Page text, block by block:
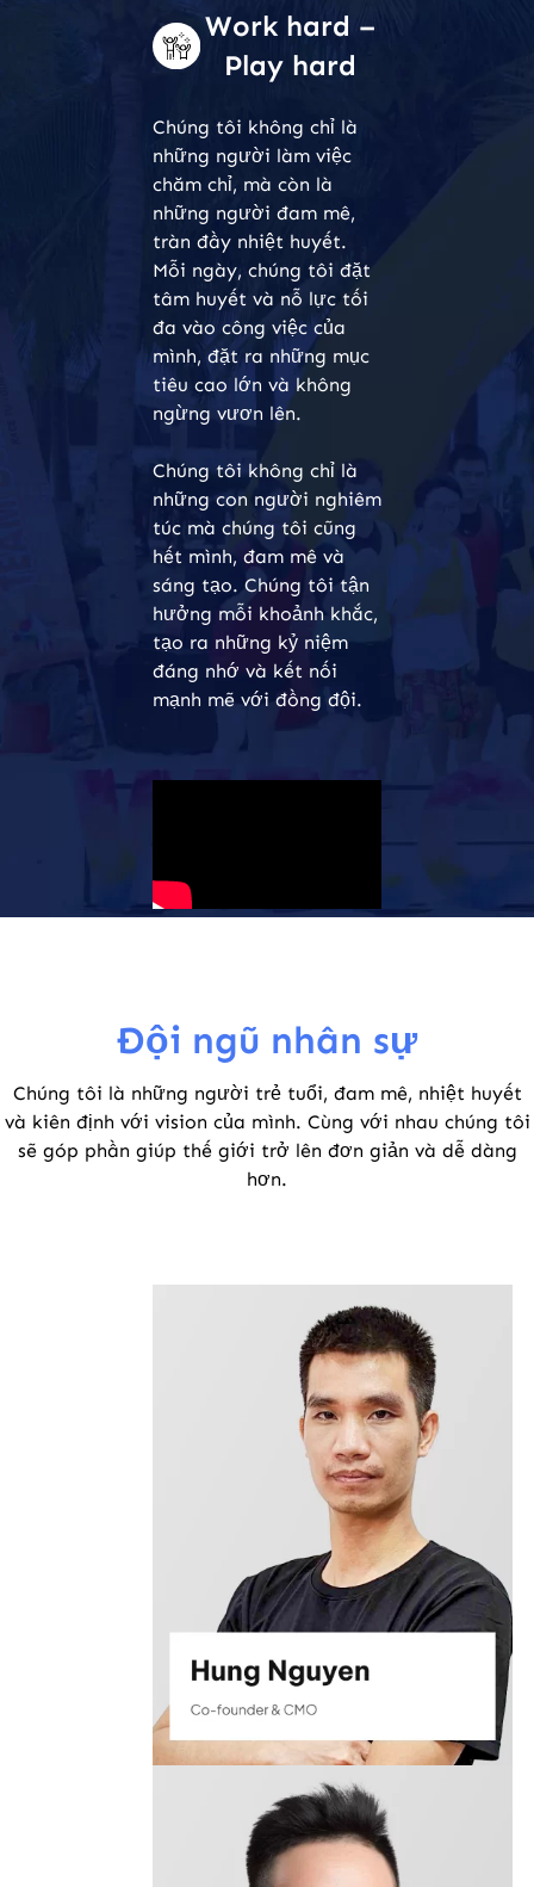
Work hard –
Play hard
Chúng tôi không chỉ là
những người làm việc
chăm chỉ, mà còn là
những người đam mê,
tràn đầy nhiệt huyết.
Mỗi ngày, chúng tôi đặt
tâm huyết và nỗ lực tối
đa vào công việc của
mình, đặt ra những mục
tiêu cao lớn và không
ngừng vươn lên.
Chúng tôi không chỉ là
những con người nghiêm
túc mà chúng tôi cũng
hết mình, đam mê và
sáng tạo. Chúng tôi tận
hưởng mỗi khoảnh khắc,
tạo ra những kỷ niệm
đáng nhớ và kết nối
mạnh mẽ với đồng đội.
Đội ngũ nhân sự
Chúng tôi là những người trẻ tuổi, đam mê, nhiệt huyết
và kiên định với vision của mình. Cùng với nhau chúng tôi
sẽ góp phần giúp thế giới trở lên đơn giản và dễ dàng
hơn.